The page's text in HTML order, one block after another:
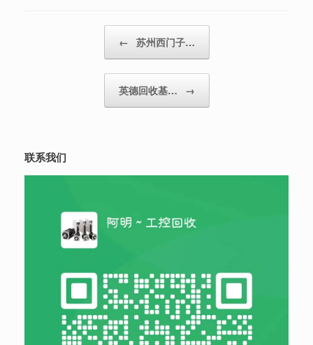
← 苏州西门子…
英德回收基… →
联系我们